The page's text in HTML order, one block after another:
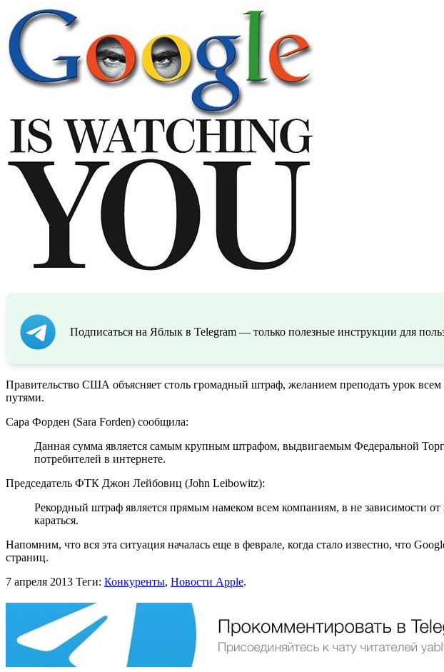
Подписаться на Яблык в Telegram — только полезные инструкции для
Правительство США объясняет столь громадный штраф, желанием преподать урок
путями.
Сара Форден (Sara Forden) сообщила:
Данная сумма является самым крупным штрафом, выдвигаемым Федеральной
потребителей в интернете.
Председатель ФТК Джон Лейбовиц (John Leibowitz):
Рекордный штраф является прямым намеком всем компаниям, в не зависимости
караться.
Напомним, что вся эта ситуация началась еще в феврале, когда стало известно, что
страниц.
7 апреля 2013 Теги: Конкуренты, Новости Apple.